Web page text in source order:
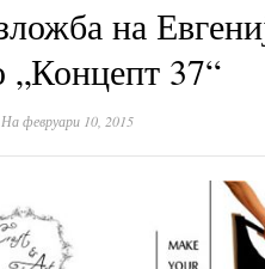
на
37“
На февруари 10, 2015